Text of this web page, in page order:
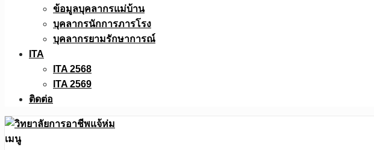
ข้อมูลบุคลากรแม่บ้าน
บุคลากรนักการภารโรง
บุคลากรยามรักษาการณ์
ITA
ITA 2568
ITA 2569
ติดต่อ
เมนู